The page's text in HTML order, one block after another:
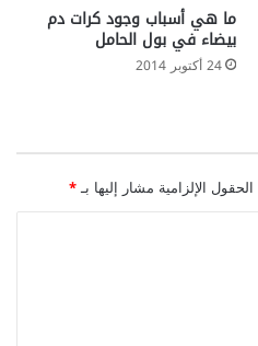
ما هي أسباب وجود كرات دم
بيضاء في بول الحامل
24 أكتوبر 2014
الحقول الإلزامية مشار إليها بـ*